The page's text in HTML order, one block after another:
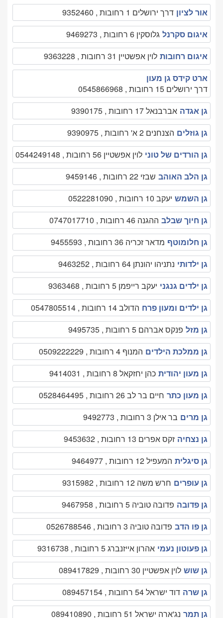
אור לציון דרך ירושלים 1 רחובות , 9352460
איגום סקרנל גלוסקין 6 רחובות , 9469273
איגום רחובות לוין אפשטיין 31 רחובות , 9363228
ארט קידס גן מעון
דרך ירושלים 15 רחובות , 0545866968
גן אגדה אברבנאל 17 רחובות , 9390175
גן גוזלים הצנחנים 2 א' רחובות , 9390975
גן הורדים של טוני לוין אפשטיין 56 רחובות , 0544249148
גן הלב האוהב שבזי 22 רחובות , 9459146
גן השמש יעקב 10 רחובות , 0522281090
גן חיוך שבלב ההגנה 46 רחובות , 0747017710
גן חלומוטף מדאר זכריה 36 רחובות , 9455593
גן ילדותי נתניהו יהונתן 64 רחובות , 9463252
גן ילדים גנגני יעקב רייפמן 5 רחובות , 9363468
גן ילדים ומעון פרח הדולב 14 רחובות , 0547805514
גן מזל פנקס אברהם 5 רחובות , 9495735
גן ממלכת הילדים המנוף 4 רחובות , 0509222229
גן מעון יהודית כהן יחזקאל 8 רחובות , 9414031
גן מעון כתר חיים בר לב 26 רחובות , 0528464495
גן מרים בר אילן 3 רחובות , 9492773
גן נצחיה זקס אפרים 13 רחובות , 9453632
גן סיגלית המעפיל 12 רחובות , 9464977
גן עופרים חרש משה 12 רחובות , 9315982
גן פדובה פדובה טוביה 5 רחובות , 9467958
גן פו הדב פדובה טוביה 3 רחובות , 0526788546
גן פעוטון נעמי אהרון אייזנברג 5 רחובות , 9316738
גן שוש לוין אפשטיין 30 רחובות , 089417829
גן שרה דוד ישראל 54 רחובות , 089457154
גן תמר נג'ארה ישראל 51 רחובות , 089410890